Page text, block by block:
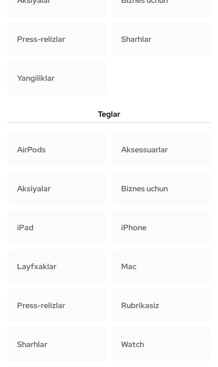
Press-relizlar Sharhlar
Yangiliklar
Teglar
AirPods Aksessuarlar
Aksiyalar Biznes uchun
iPad iPhone
Layfxaklar Mac
Press-relizlar Rubrikasiz
Sharhlar Watch